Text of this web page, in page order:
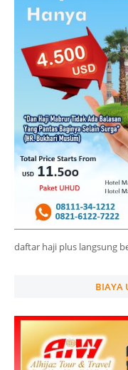
daftar haji plus langsung
BIAYA